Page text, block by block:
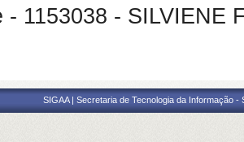
- 1153038 - SILVIENE
SIGAA | Secretaria de Tecnologia da Informação